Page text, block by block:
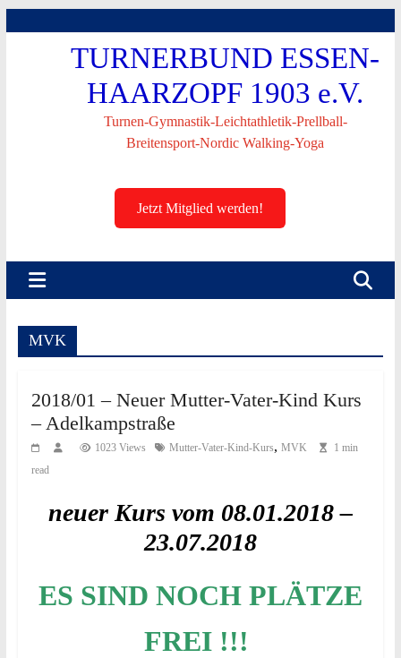
TURNERBUND ESSEN-
HAARZOPF 1903 e.V.
Turnen-Gymnastik-Leichtathletik-Prellball-
Breitensport-Nordic Walking-Yoga
Jetzt Mitglied werden!
MVK
2018/01 – Neuer Mutter-Vater-Kind Kurs
– Adelkampstraße
1023 Views Mutter-Vater-Kind-Kurs, MVK
1 min
read
neuer Kurs vom 08.01.2018 –
23.07.2018
ES SIND NOCH PLÄTZE
FREI !!!